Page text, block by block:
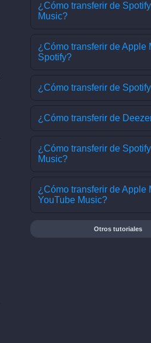
¿Cómo transferir de
Music?
¿Cómo transferir de Apple
Spotify?
¿Cómo transferir de
¿Cómo transferir de
¿Cómo transferir de
Music?
¿Cómo transferir de Apple
YouTube Music?
Otros tutoriales